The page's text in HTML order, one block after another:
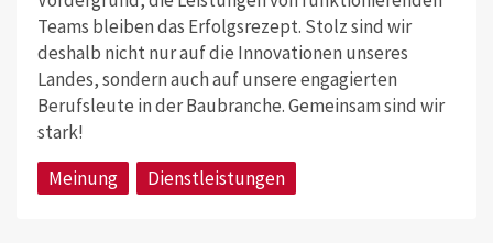
Teams bleiben das Erfolgsrezept. Stolz sind wir
deshalb nicht nur auf die Innovationen unseres
Landes, sondern auch auf unsere engagierten
Berufsleute in der Baubranche. Gemeinsam sind wir
stark!
Meinung
Dienstleistungen